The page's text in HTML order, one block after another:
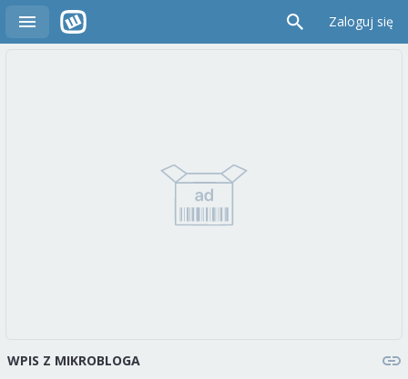
Zaloguj się
WPIS Z MIKROBLOGA